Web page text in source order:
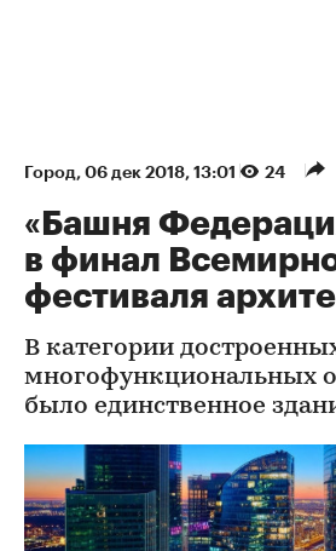
Город⁠, 06 дек 2018, 13:01 24
«Башня
в финал
фестиваля
В категории
многофункциональных
было единственное